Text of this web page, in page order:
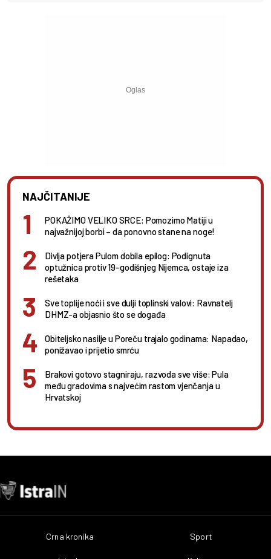
NAJČITANIJE
POKAŽIMO VELIKO SRCE: Pomozimo Matiji u
najvažnijoj borbi – da ponovno stane na noge!
Divlja potjera Pulom dobila epilog: Podignuta
optužnica protiv 19-godišnjeg Nijemca, ostaje iza
rešetaka
Sve toplije noći i sve dulji toplinski valovi: Ravnatelj
DHMZ-a objasnio što se događa
Obiteljsko nasilje u Poreču trajalo godinama: Napadao,
ponižavao i prijetio smrću
Brakovi gotovo stagniraju, razvoda sve više: Pula
među gradovima s najvećim rastom vjenčanja u
Hrvatskoj
Crna kronika Sport